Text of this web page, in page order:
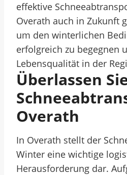
effektive
Overath auch in Zukunft
um den winterlichen
erfolgreich zu begegnen
Lebensqualität in der
Überlassen
Overath
In Overath stellt der
Winter eine wichtige
Herausforderung dar.